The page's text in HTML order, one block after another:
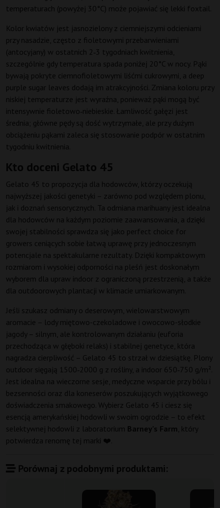
temperaturach (powyżej 30°C) może pojawiać się lekki foxtail.
Kolor kwiatów jest jasnozielony z ciemniejszymi odcieniami
przy nasadzie, często z fioletowymi przebarwieniami
(antocyjany) w ostatnich 2‑3 tygodniach kwitnienia,
szczególnie gdy temperatura spada poniżej 20°C w nocy. Pąki
bywają pokryte ciemnofioletowymi liśćmi cukrowymi, a deep
purple sugar leaves dodają im atrakcyjności. Zmiana koloru przy
niskiej temperaturze jest wyraźna, ponieważ pąki mogą być
intensywnie fioletowo‑niebieskie. Łamliwość gałęzi jest
średnia; główne pędy są dość wytrzymałe, ale przy dużym
obciążeniu pąkami zaleca się stosowanie podpór w ostatnim
tygodniu kwitnienia.
Kto doceni Gelato 45
Gelato 45 to propozycja dla hodowców, którzy oczekują
najwyższej jakości genetyki – zarówno pod względem plonu,
jak i doznań sensorycznych. Ta odmiana marihuany jest idealna
dla hodowców na każdym poziomie zaawansowania, a dzięki
swojej stabilności sprawdza się jako perfect choice for
growers ceniących sobie łatwą uprawę przy jednoczesnym
potencjale na spektakularne rezultaty. Dzięki kompaktowym
rozmiarom i wysokiej odporności na pleśń jest doskonałym
wyborem dla upraw indoor z ograniczoną przestrzenią, a także
dla outdoorowych plantacji w klimacie umiarkowanym.
Jeśli szukasz odmiany o deserowym, wielowarstwowym
aromacie – lody miętowo-czekoladowe i owocowo-słodkie
jagody – silnym, ale kontrolowanym działaniu (euforia
przechodząca w głęboki relaks) i stabilnej genetyce, która
nagradza cierpliwość – Gelato 45 to strzał w dziesiątkę. Plony
outdoor sięgają 1500‑2000 g z rośliny, a indoor 650‑750 g/m².
Jest idealna na wieczorne sesje, medyczne wsparcie przy bólu i
bezsenności oraz dla koneserów poszukujących wyjątkowego
doświadczenia smakowego. Wybierz Gelato 45 i ciesz się
esencją amerykańskiej hodowli w swoim ogrodzie – to efekt
selektywnej hodowli z laboratorium Barney's Farm , który
potwierdza renomę tej marki ❤️.
Porównaj z podobnymi produktami: